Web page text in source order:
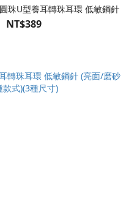
珠U型養耳轉珠耳環 低敏鋼針
NT$389